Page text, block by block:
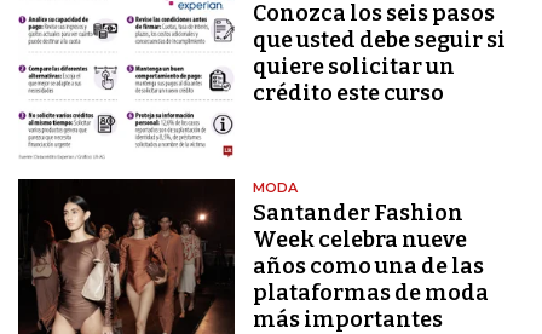
Conozca los seis pasos
que usted debe seguir si
quiere solicitar un
crédito este curso
MODA
Santander Fashion
Week celebra nueve
años como una de las
plataformas de moda
más importantes